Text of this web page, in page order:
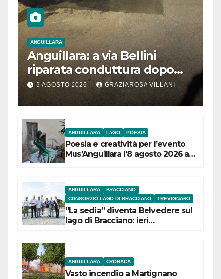
ANGUILLARA
Anguillara: a via Bellini
riparata conduttura dopo
segnalazione IdD
9 AGOSTO 2026 GRAZIAROSA VILLANI
ANGUILLARA LAGO POESIA
Poesia e creatività per l’evento
Mus’Anguillara l’8 agosto 2026 al
ANGUILLARA
BRACCIANO
CONSORZIO LAGO DI BRACCIANO
TREVIGNANO
“La sedia” diventa Belvedere sul
lago di Bracciano: ieri
ANGUILLARA CRONACA
Vasto incendio a Martignano